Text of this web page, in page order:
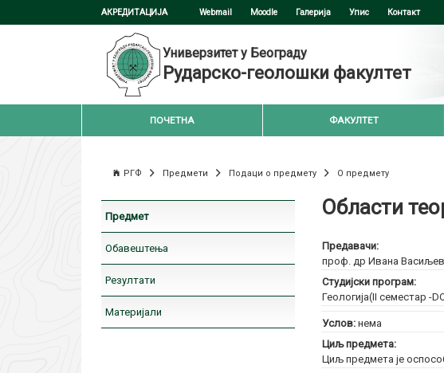
АКРЕДИТАЦИЈА Webmail Moodle Галерија Упис Контакт
Универзитет у Београду
Рударско-геолошки факултет
ПОЧЕТНА ФАКУЛТЕТ
РГФ Предмети Подаци о предмету О предмету
Предмет
Обавештења
Резултати
Материјали
Области
Предавачи:
проф. др Ивана
Студијски програм:
Геологија(II семестар -
Услов:нема
Циљ предмета:
Циљ предмета је